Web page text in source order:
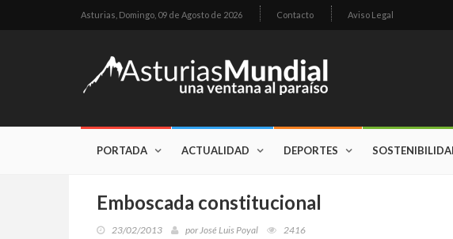
Asturias, Domingo, 09 de Agosto de 2026 Contacto Aviso Legal
PORTADA ACTUALIDAD DEPORTES
Emboscada constitucional
23/02/2013 porJosé Luis Poyal 2416